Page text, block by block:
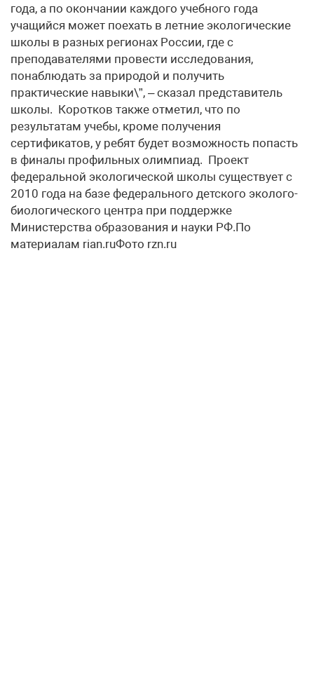
года, а по окончании каждого учебного года
учащийся может поехать в летние экологические
школы в разных регионах России, где с
преподавателями провести исследования,
понаблюдать за природой и получить
практические навыки\”, – сказал представитель
школы. Коротков также отметил, что по
результатам учебы, кроме получения
сертификатов, у ребят будет возможность попасть
в финалы профильных олимпиад. Проект
федеральной экологической школы существует с
2010 года на базе федерального детского эколого-
биологического центра при поддержке
Министерства образования и науки РФ.По
материалам rian.ruФото rzn.ru